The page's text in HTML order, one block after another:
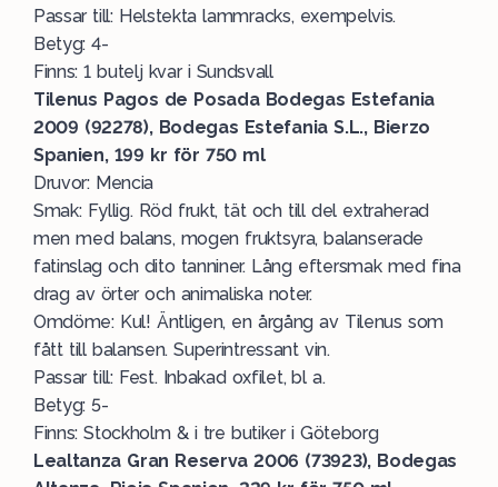
Passar till: Helstekta lammracks, exempelvis.
Betyg: 4-
Finns: 1 butelj kvar i Sundsvall
Tilenus Pagos de Posada Bodegas Estefania
2009 (92278), Bodegas Estefania S.L., Bierzo
Spanien, 199 kr för 750 ml
Druvor: Mencia
Smak: Fyllig. Röd frukt, tät och till del extraherad
men med balans, mogen fruktsyra, balanserade
fatinslag och dito tanniner. Lång eftersmak med fina
drag av örter och animaliska noter.
Omdöme: Kul! Äntligen, en årgång av Tilenus som
fått till balansen. Superintressant vin.
Passar till: Fest. Inbakad oxfilet, bl a.
Betyg: 5-
Finns: Stockholm & i tre butiker i Göteborg
Lealtanza Gran Reserva 2006 (73923), Bodegas